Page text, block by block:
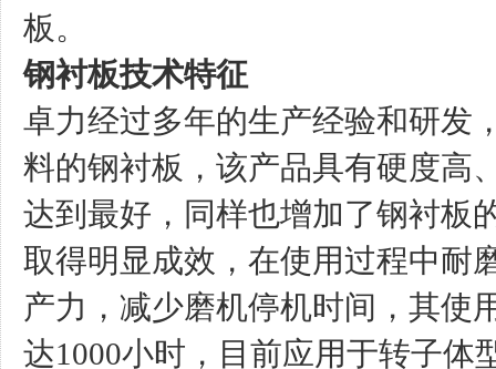
板。
钢衬板技术特征
卓力经过多年的生产经验和研发
料的钢衬板，该产品具有硬度高
达到最好，同样也增加了钢衬板
取得明显成效，在使用过程中耐
产力，减少磨机停机时间，其使
达1000小时，目前应用于转子体